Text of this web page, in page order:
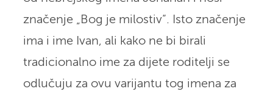
značenje „Bog je milostiv“. Isto značenje
ima i ime Ivan, ali kako ne bi birali
tradicionalno ime za dijete roditelji se
odlučuju za ovu varijantu tog imena za